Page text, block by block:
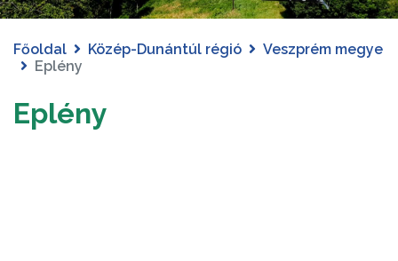
Főoldal Közép-Dunántúl régió
Veszprém megye
Eplény
Eplény